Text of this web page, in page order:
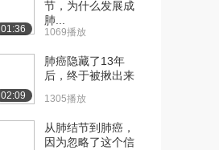
01:36
节，为什么发展成
肺...
1069播放
02:09
肺癌隐藏了13年
后，终于被揪出来
1305播放
从肺结节到肺癌，
因为忽略了这个信